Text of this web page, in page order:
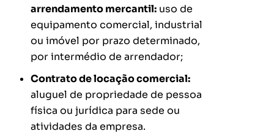
arrendamento mercantil: uso de
equipamento comercial, industrial
ou imóvel por prazo determinado,
por intermédio de arrendador;
Contrato de locação comercial:
aluguel de propriedade de pessoa
física ou jurídica para sede ou
atividades da empresa.